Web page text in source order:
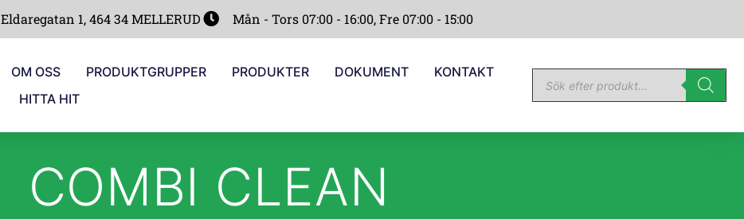
Eldaregatan 1, 464 34 MELLERUD Mån - Tors 07:00 - 16:00, Fre 07:00 - 15:00
OM OSS PRODUKTGRUPPER PRODUKTER DOKUMENT
KONTAKT
HITTA HIT
COMBI CLEAN